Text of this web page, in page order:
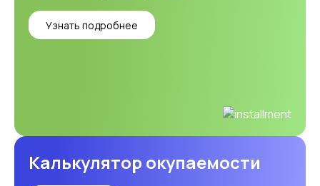
Узнать подробнее
Калькулятор окупаемости